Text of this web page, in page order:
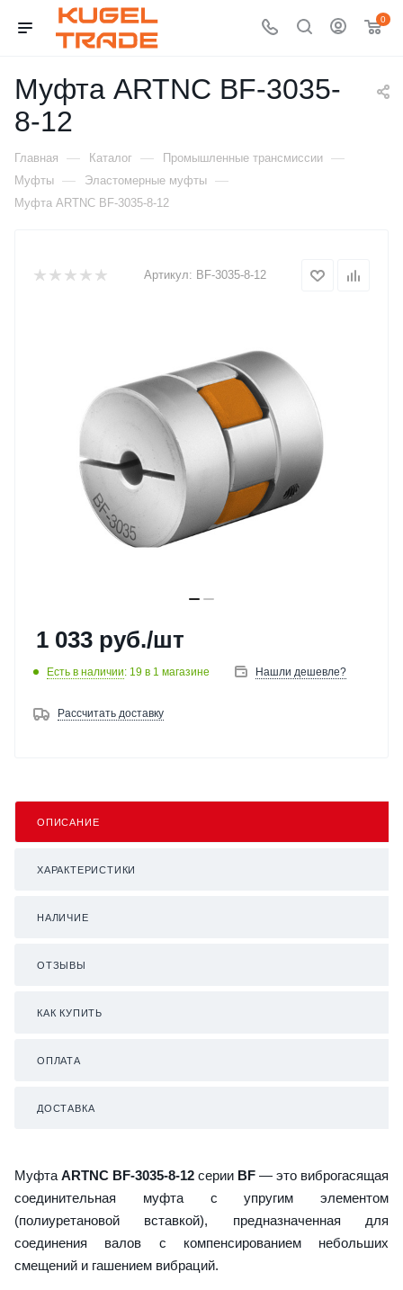
0
Муфта ARTNC BF-3035-
8-12
Главная — Каталог — Промышленные трансмиссии —
Муфты — Эластомерные муфты —
Муфта ARTNC BF-3035-8-12
Артикул: BF-3035-8-12
1 033 руб./шт
Есть в наличии: 19 в 1 магазине Нашли дешевле?
Рассчитать доставку
ОПИСАНИЕ
ХАРАКТЕРИСТИКИ
НАЛИЧИЕ
ОТЗЫВЫ
КАК КУПИТЬ
ОПЛАТА
ДОСТАВКА
Муфта ARTNC BF-3035-8-12 серии BF — это виброгасящая
соединительная муфта с упругим элементом
(полиуретановой вставкой), предназначенная для
соединения валов с компенсированием небольших
смещений и гашением вибраций.